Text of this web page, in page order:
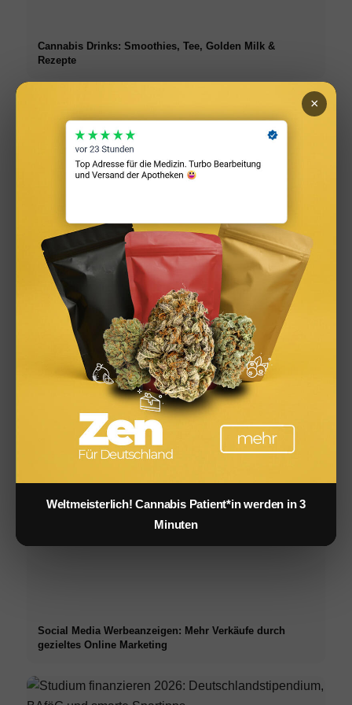
Cannabis Drinks: Smoothies, Tee, Golden Milk &
Rezepte
Cannabis Grillen: BBQ, Marinaden & Rezepte für den
Sommer
Infused Kitchen: Cannabis Rezepte für Backen, Kochen,
Grillen & Drinks
Social Media Werbeanzeigen: Mehr Verkäufe durch
gezieltes Online Marketing
Weltmeisterlich! Cannabis Patient*in werden in 3
Minuten
×